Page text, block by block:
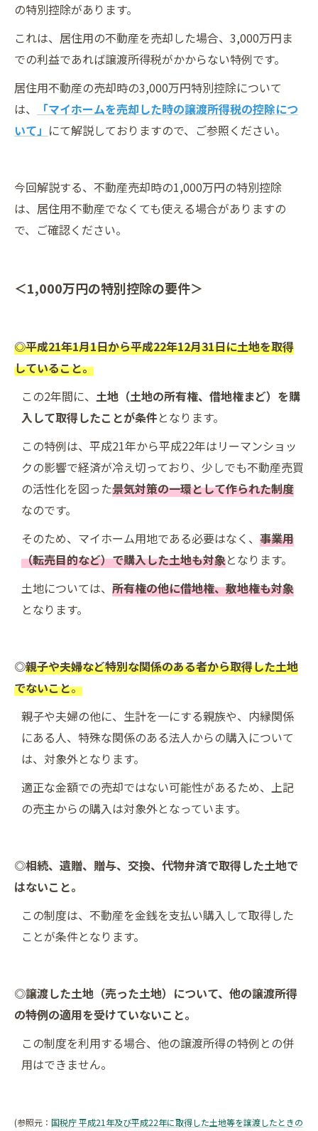
の特別控除があります。
これは、居住用の不動産を売却した場合、3,000万円ま
での利益であれば譲渡所得税がかからない特例です。
居住用不動産の売却時の3,000万円特別控除について
は、
「マイホームを売却した時の譲渡所得税の控除につ
いて」 にて解説しておりますので、ご参照ください。
今回解説する、不動産売却時の1,000万円の特別控除
は、居住用不動産でなくても使える場合がありますの
で、ご確認ください。
＜1,000万円の特別控除の要件＞
◎平成21年1月1日から平成22年12月31日に土地を取得
していること。
この2年間に、 土地（土地の所有権、借地権まど）を購
入して取得したことが条件となります。
この特例は、平成21年から平成22年はリーマンショッ
クの影響で経済が冷え切っており、少しでも不動産売買
の活性化を図った景気対策の一環として作られた制度
なのです。
そのため、マイホーム用地である必要はなく、 事業用
（転売目的など）で購入した土地も対象となります。
土地については、 所有権の他に借地権、敷地権も対象
となります。
◎親子や夫婦など特別な関係のある者から取得した土地
でないこと。
親子や夫婦の他に、生計を一にする親族や、内縁関係
にある人、特殊な関係のある法人からの購入について
は、対象外となります。
適正な金額での売却ではない可能性があるため、上記
の売主からの購入は対象外となっています。
◎相続、遺贈、贈与、交換、代物弁済で取得した土地で
はないこと。
この制度は、不動産を金銭を支払い購入して取得した
ことが条件となります。
◎譲渡した土地（売った土地）について、他の譲渡所得
の特例の適用を受けていないこと。
この制度を利用する場合、他の譲渡所得の特例との併
用はできません。
(参照元： 国税庁 平成21年及び平成22年に取得した土地等を譲渡したときの